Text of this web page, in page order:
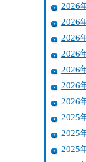
2026
2026
2026
2026
2026
2026
2026
2025
2025
2025